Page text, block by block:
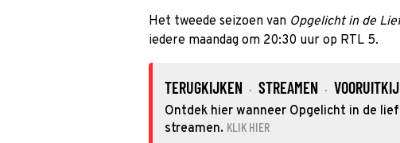
Het tweede seizoen van Opgelicht in de
iedere maandag om 20:30 uur op RTL 5.
TERUGKIJKEN · STREAMEN ·
Ontdek hier wanneer Opgelicht in de
streamen. KLIK HIER